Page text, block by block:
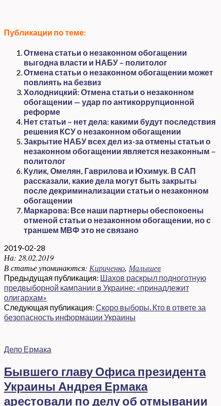
Публикации по теме:
Отмена статьи о незаконном обогащении
выгодна власти и НАБУ – политолог
Отмена статьи о незаконном обогащении может
повлиять на безвиз
Холодницкий: Отмена статьи о незаконном
обогащении — удар по антикоррупционной
реформе
Нет статьи – нет дела: какими будут последствия
решения КСУ о незаконном обогащении
Закрытие НАБУ всех дел из-за отмены статьи о
незаконном обогащении является незаконным –
политолог
Кулик, Омелян, Гаврилова и Юхимук. В САП
рассказали, какие дела могут быть закрыты
после декриминализации статьи о незаконном
обогащении
Маркарова: Все наши партнеры обеспокоены
отменой статьи о незаконном обогащении, но с
траншем МВФ это не связано
2019-02-28
На: 28.02.2019
В статье упоминаются: Кириченко, Малышев
Предыдущая публикация: Шахов раскрыл подноготную
предвыборной кампании в Украине: «принадлежит
олигархам»
Следующая публикация: Скоро выборы. Кто в ответе за
безопасность информации Украины
Дело Ермака
Бывшего главу Офиса президента
Украины Андрея Ермака
арестовали по делу об отмывании